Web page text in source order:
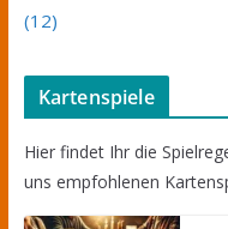
(12)
Kartenspiele
Hier findet Ihr die
uns empfohlenen